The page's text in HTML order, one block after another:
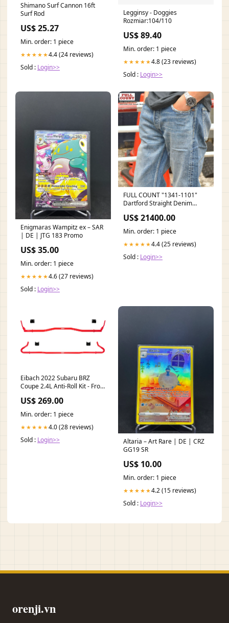
Shimano Surf Cannon 16ft
Surf Rod
US$ 25.27
Min. order: 1 piece
★★★★★4.4 (24 reviews)
Sold : Login>>
Legginsy - Doggies
Rozmiar:104/110
US$ 89.40
Min. order: 1 piece
★★★★★4.8 (23 reviews)
Sold : Login>>
Enigmaras Wampitz ex – SAR
| DE | JTG 183 Promo
US$ 35.00
Min. order: 1 piece
★★★★★4.6 (27 reviews)
Sold : Login>>
FULL COUNT "1341-1101"
Dartford Straight Denim
US$ 21400.00
Min. order: 1 piece
★★★★★4.4 (25 reviews)
Sold : Login>>
Eibach 2022 Subaru BRZ
Coupe 2.4L Anti-Roll Kit - Front
ZERO_PRICE
US$ 269.00
Min. order: 1 piece
★★★★★4.0 (28 reviews)
Sold : Login>>
Altaria – Art Rare | DE | CRZ
GG19 SR
US$ 10.00
Min. order: 1 piece
★★★★★4.2 (15 reviews)
Sold : Login>>
orenji.vn